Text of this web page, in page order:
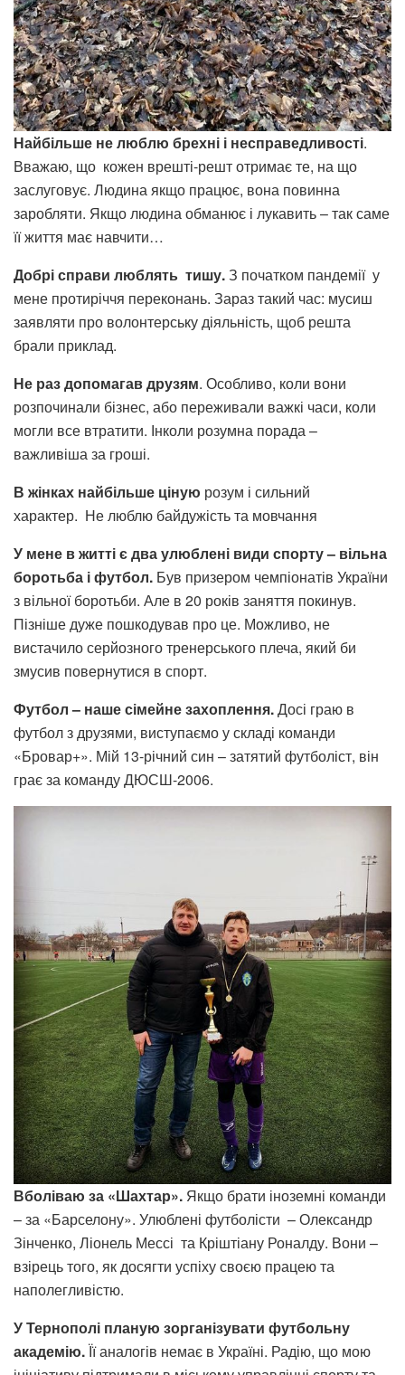
Найбільше не люблю брехні і несправедливості.
Вважаю, що кожен врешті-решт отримає те, на що
заслуговує. Людина якщо працює, вона повинна
заробляти. Якщо людина обманює і лукавить – так саме
її життя має навчити…
Добрі справи люблять тишу.З початком пандемії у
мене протиріччя переконань. Зараз такий час: мусиш
заявляти про волонтерську діяльність, щоб решта
брали приклад.
Не раз допомагав друзям. Особливо, коли вони
розпочинали бізнес, або переживали важкі часи, коли
могли все втратити. Інколи розумна порада –
важливіша за гроші.
В жінках найбільше ціную розум і сильний
характер. Не люблю байдужість та мовчання
У мене в житті є два улюблені види спорту – вільна
боротьба і футбол. Був призером чемпіонатів України
з вільної боротьби. Але в 20 років заняття покинув.
Пізніше дуже пошкодував про це. Можливо, не
вистачило серйозного тренерського плеча, який би
змусив повернутися в спорт.
Футбол – наше сімейне захоплення.Досі граю в
футбол з друзями, виступаємо у складі команди
«Бровар+». Мій 13-річний син – затятий футболіст, він
грає за команду ДЮСШ-2006.
Вболіваю за «Шахтар». Якщо брати іноземні команди
– за «Барселону». Улюблені футболісти – Олександр
Зінченко, Ліонель Мессі та Кріштіану Роналду. Вони –
взірець того, як досягти успіху своєю працею та
наполегливістю.
У Тернополі планую зорганізувати футбольну
академію.Її аналогів немає в Україні. Радію, що мою